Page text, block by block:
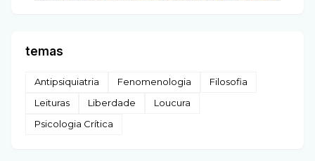
temas
Antipsiquiatria Fenomenologia
Filosofia
Leituras
Liberdade
Loucura
Psicologia Crítica